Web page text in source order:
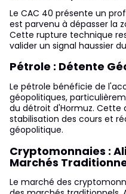
Le CAC 40 présente un
est parvenu à dépasser la
Cette rupture technique
valider un signal haussier
Pétrole : Détente
Le pétrole bénéficie de
géopolitiques,
du détroit d'Hormuz.
stabilisation des cours et
géopolitique.
Cryptomonnaies :
Marchés
Le marché des